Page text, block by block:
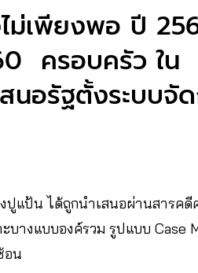
ไม่เพียงพอ ปี
ครอบครัว ใน
อรัฐตั้งระบบจัด
ปูแป้น ได้ถูกนำเสนอผ่านสารคดี
บางแบบองค์รวม รูปแบบ Case
อน